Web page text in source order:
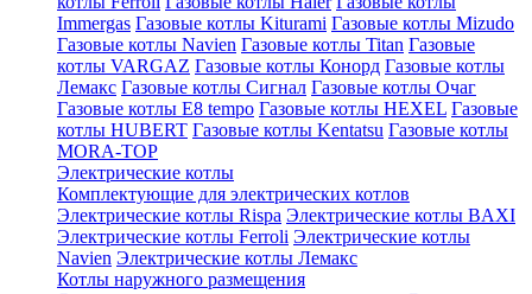
Immergas Газовые котлы Kiturami Газовые котлы Mizudo
Газовые котлы Navien Газовые котлы Titan Газовые
котлы VARGAZ Газовые котлы Конорд Газовые котлы
Лемакс Газовые котлы Сигнал Газовые котлы Очаг
Газовые котлы E8 tempo Газовые котлы HEXEL Газовые
котлы HUBERT Газовые котлы Kentatsu Газовые котлы
MORA-TOP
Электрические котлы
Комплектующие для электрических котлов
Электрические котлы Rispa Электрические котлы BAXI
Электрические котлы Ferroli Электрические котлы
Navien Электрические котлы Лемакс
Котлы наружного размещения